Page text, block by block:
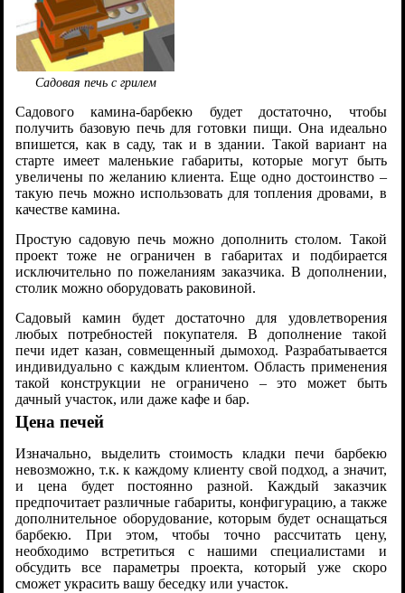
Садовая печь с грилем
Садового камина-барбекю будет достаточно, чтобы
получить базовую печь для готовки пищи. Она идеально
впишется, как в саду, так и в здании. Такой вариант на
старте имеет маленькие габариты, которые могут быть
увеличены по желанию клиента. Еще одно достоинство –
такую печь можно использовать для топления дровами, в
качестве камина.
Простую садовую печь можно дополнить столом. Такой
проект тоже не ограничен в габаритах и подбирается
исключительно по пожеланиям заказчика. В дополнении,
столик можно оборудовать раковиной.
Садовый камин будет достаточно для удовлетворения
любых потребностей покупателя. В дополнение такой
печи идет казан, совмещенный дымоход. Разрабатывается
индивидуально с каждым клиентом. Область применения
такой конструкции не ограничено – это может быть
дачный участок, или даже кафе и бар.
Цена печей
Изначально, выделить стоимость кладки печи барбекю
невозможно, т.к. к каждому клиенту свой подход, а значит,
и цена будет постоянно разной. Каждый заказчик
предпочитает различные габариты, конфигурацию, а также
дополнительное оборудование, которым будет оснащаться
барбекю. При этом, чтобы точно рассчитать цену,
необходимо встретиться с нашими специалистами и
обсудить все параметры проекта, который уже скоро
сможет украсить вашу беседку или участок.